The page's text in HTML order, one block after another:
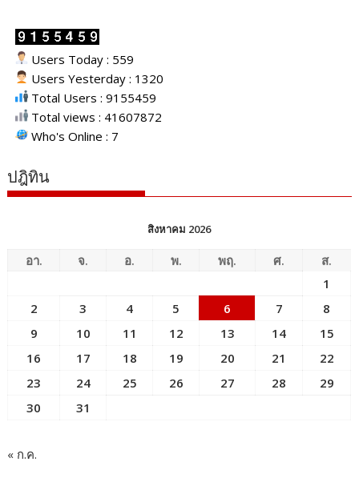
Users Today : 559
Users Yesterday : 1320
Total Users : 9155459
Total views : 41607872
Who's Online : 7
ปฎิทิน
สิงหาคม 2026
อา. จ. อ. พ. พฤ. ศ.
ส.
1
2
3 4 5 6 7
8
9
10 11 12 13 14
15
16
17 18 19 20 21
22
23
24 25 26 27 28
29
30
31
« ก.ค.